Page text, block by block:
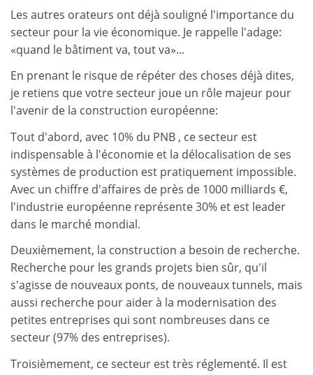
Les autres orateurs ont déjà souligné l'importance du
secteur pour la vie économique. Je rappelle l'adage:
«quand le bâtiment va, tout va»...
En prenant le risque de répéter des choses déjà dites,
je retiens que votre secteur joue un rôle majeur pour
l'avenir de la construction européenne:
Tout d'abord, avec 10% du PNB , ce secteur est
indispensable à l'économie et la délocalisation de ses
systèmes de production est pratiquement impossible.
Avec un chiffre d'affaires de près de 1000 milliards €,
l'industrie européenne représente 30% et est leader
dans le marché mondial.
Deuxièmement, la construction a besoin de recherche.
Recherche pour les grands projets bien sûr, qu'il
s'agisse de nouveaux ponts, de nouveaux tunnels, mais
aussi recherche pour aider à la modernisation des
petites entreprises qui sont nombreuses dans ce
secteur (97% des entreprises).
Troisièmement, ce secteur est très réglementé. Il est